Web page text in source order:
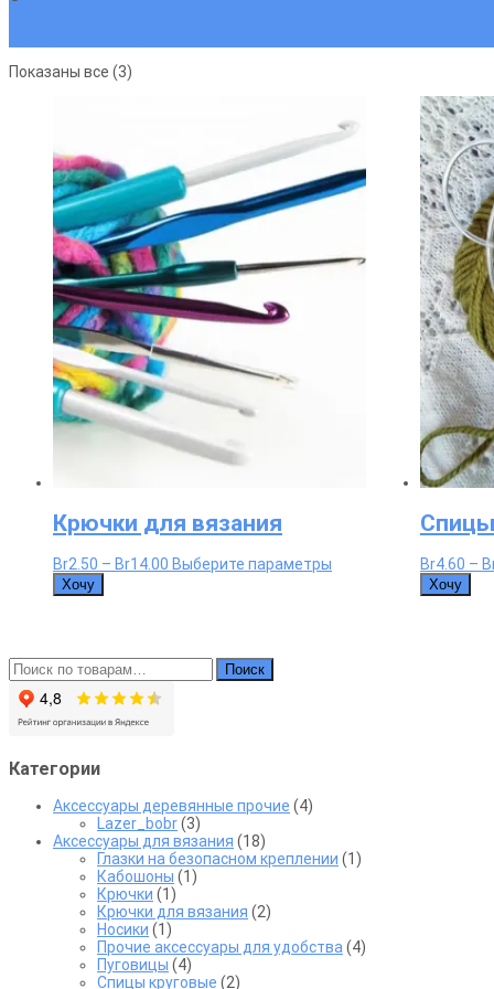
Показаны все (3)
Крючки для вязания
Br2.50 – Br14.00 Диапазон
Выберите параметры
Хочу
Br4.60 –
Хочу
Искать: Поиск
Категории
Аксессуары деревянные прочие (4)
Lazer_bobr(3)
Аксессуары для вязания (18)
Глазки на безопасном креплении (1)
Кабошоны (1)
Крючки (1)
Крючки для вязания (2)
Носики (1)
Прочие аксессуары для удобства (4)
Пуговицы (4)
Спицы круговые (2)